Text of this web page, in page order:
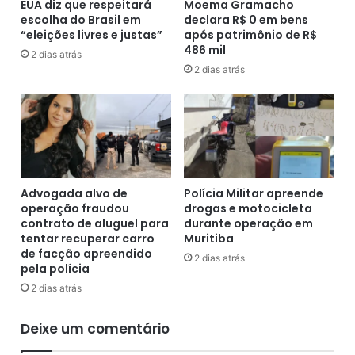
e
P
a
o
G
u
e
s
a
f
i
r
s
e
r
a
c
o
i
r
m
a
e
s
t
e
s
u
í
c
EUA diz que respeitará
escolha do Brasil em
“eleições livres e justas”
2 dias atrás
Moema Gramacho
declara R$ 0 em bens
após patrimônio de R$
486 mil
2 dias atrás
Advogada alvo de
operação fraudou
contrato de aluguel para
tentar recuperar carro
de facção apreendido
pela polícia
2 dias atrás
Polícia Militar apreende
drogas e motocicleta
durante operação em
Muritiba
2 dias atrás
Deixe um comentário